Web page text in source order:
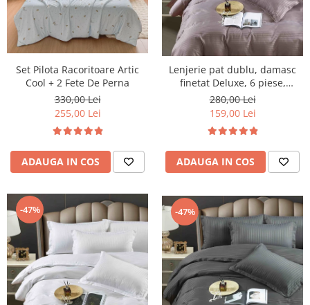
Set Pilota Racoritoare Artic
Cool + 2 Fete De Perna
330,00 Lei
255,00 Lei
ADAUGA IN COS
Lenjerie pat dublu, damasc
finetat Deluxe, 6 piese,
cearceaf pat cu elastic, Roz
Inchis
280,00 Lei
159,00 Lei
ADAUGA IN COS
-47% -47%